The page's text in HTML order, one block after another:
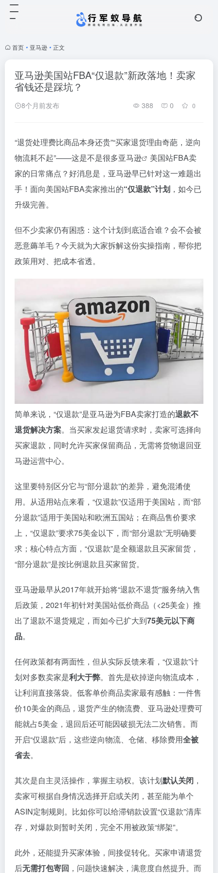
首页 • 亚马逊 • 正文
亚马逊美国站FBA“仅退款”新政落地！卖家
省钱还是踩坑？
8个月前发布 388 0 0
“退货处理费比商品本身还贵”“买家退货理由奇葩，逆向
物流耗不起”——这是不是很多亚马逊
美国站FBA卖
家的日常痛点？好消息是，亚马逊早已针对这一难题出
手！面向美国站FBA卖家推出的“仅退款”计划 ，如今已
升级完善。
但不少卖家仍有困惑：这个计划到底适合谁？会不会被
恶意薅羊毛？今天就为大家拆解这份实操指南，帮你把
政策用对、把成本省透。
简单来说，“仅退款”是亚马逊为FBA卖家打造的退款不
退货解决方案。当买家发起退货请求时，卖家可选择向
买家退款，同时允许买家保留商品，无需将货物退回亚
马逊运营中心。
这里要特别区分它与“部分退款”的差异，避免混淆使
用。从适用站点来看，“仅退款”仅适用于美国站，而“部
分退款”适用于美国站和欧洲五国站；在商品售价要求
上，“仅退款”要求75美金以下，而“部分退款”无明确要
求；核心特点方面，“仅退款”是全额退款且买家留货，
“部分退款”是按比例退款且买家留货。
亚马逊最早从2017年就开始将“退款不退货”服务纳入售
后政策，2021年初针对美国站低价商品（<25美金）推
出了退款不退货规定，而如今已扩大到75美元以下商
品。
任何政策都有两面性，但从实际反馈来看，“仅退款”计
划对多数卖家是利大于弊。首先是砍掉逆向物流成本，
让利润直接落袋。低客单价商品卖家最有感触：一件售
价10美金的商品，退货产生的物流费、亚马逊处理费可
能就占5美金，退回后还可能因破损无法二次销售。而
开启“仅退款”后，这些逆向物流、仓储、移除费用全被
省去。
其次是自主灵活操作，掌握主动权。该计划默认关闭 ，
卖家可根据自身情况选择开启或关闭，甚至能为单个
ASIN定制规则。比如你可以给滞销款设置“仅退款”清库
存，对爆款则暂时关闭，完全不用被政策“绑架”。
此外，还能提升买家体验，间接促转化。买家申请退货
后无需打包寄回 ，问题快速解决，满意度自然提升。而